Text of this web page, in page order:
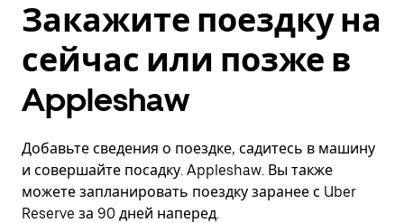
Закажите поездку на
сейчас или позже в
Appleshaw
Добавьте сведения о поездке, садитесь в машину
и совершайте посадку. Appleshaw. Вы также
можете запланировать поездку заранее с Uber
Reserve за 90 дней наперед.